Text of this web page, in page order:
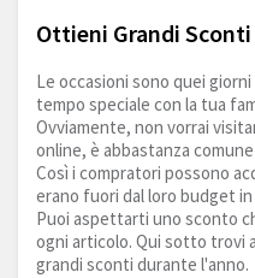
Ottieni Grandi
Le occasioni sono quei
tempo speciale con la tua
Ovviamente, non vorrai
online, è abbastanza
Così i compratori possono
erano fuori dal loro budget
Puoi aspettarti uno sconto
ogni articolo. Qui sotto trovi
grandi sconti durante l'anno.